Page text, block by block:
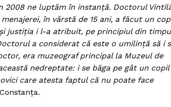
2008 ne luptăm în instanţă. Doctorul
în vârstă de 15 ani, a făcut un
justiţia i l-a atribuit, pe principiul din
a considerat că este o umilinţă să i
era muzeograf principal la Muzeul de
nedreptate: i se băga pe gât un copil
care atesta faptul că nu poate face